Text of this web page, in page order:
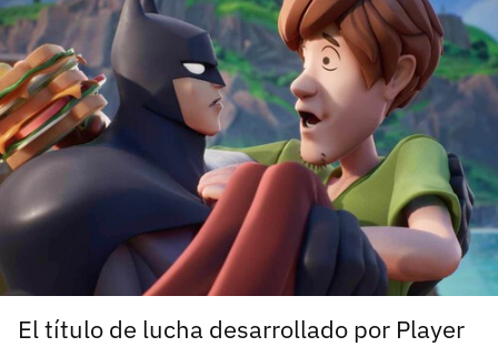
El título de lucha desarrollado por Player
¿Todavía no tienes cuenta?
Regístrate gratis
El inicio de sesión con Facebook ya no está
disponible, pero puedes seguir usando tu cuenta
de 3DJuegos:
Recupera tu acceso con Facebook
carácter inicial), pero no mayúsculas, espacios, tildes
o caracteres especiales.
He leído y acepto lapolitica de privacidad y
de participación
Registrarse en 3DJuegos
Entra con Google